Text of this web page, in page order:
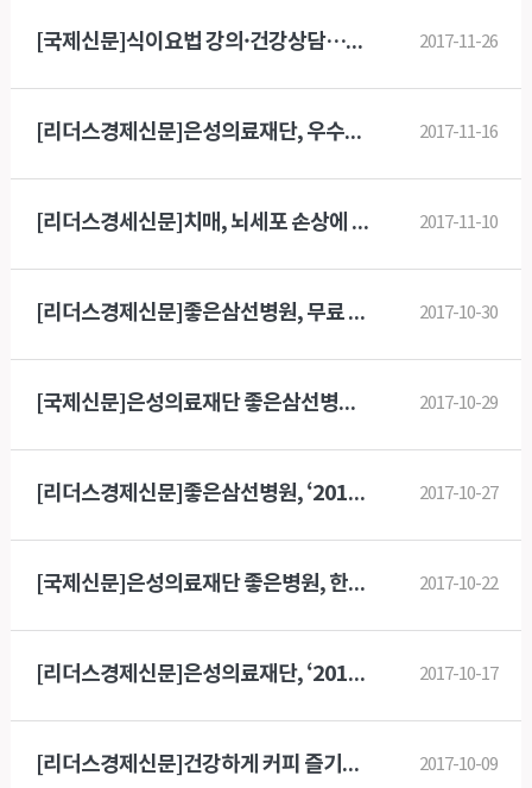
[국제신문]식이요법 강의·건강상담…좋은삼선병원 당뇨뷔페 행사 2017-11-26
[리더스경제신문]은성의료재단, 우수직원 해외연수 실시 2017-11-16
[리더스경세신문]치매, 뇌세포 손상에 의해 발생…뇌경색·뇌출혈·뇌종양 등도 원인 2017-11-10
[리더스경제신문]좋은삼선병원, 무료 건강교실 개최 2017-10-30
[국제신문]은성의료재단 좋은삼선병원, ‘2017년도 진료과장 연수회’ 개최 2017-10-29
[리더스경제신문]좋은삼선병원, ‘2017년도 진료과장 연수회’ 개최 2017-10-27
[국제신문]은성의료재단 좋은병원, 한마음 체육대회 가져 2017-10-22
[리더스경제신문]은성의료재단, ‘2017 한마음 체육대회’ 개최 2017-10-17
[리더스경제신문]건강하게 커피 즐기려면 하루 3잔 이하로 마시는 것이 좋아 2017-10-09